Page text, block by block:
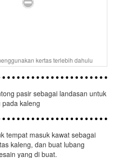
kertas terlebih dahulu
pasir sebagai landasan untuk
kaleng
tempat masuk kawat sebagai
kaleng, dan buat lubang
yang di buat.